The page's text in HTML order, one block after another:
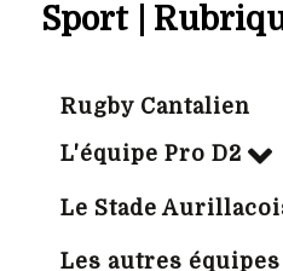
Sport |
Rugby Cantalien
L'équipe Pro D2
Le Stade
Les autres équipes